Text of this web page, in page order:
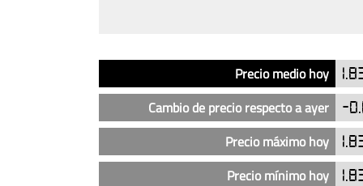
Análisis
del
en
Precio medio hoy
Cambio de precio respecto a ayer -
Precio máximo hoy
Precio mínimo hoy